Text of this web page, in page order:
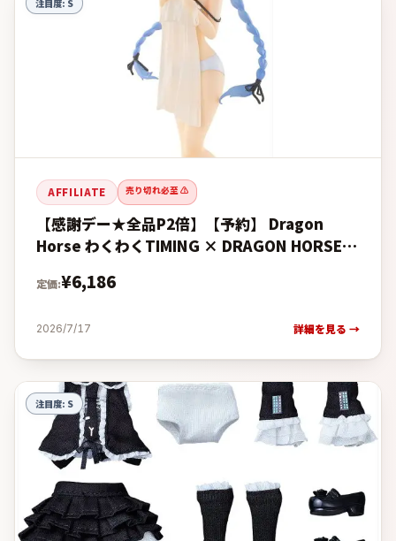
注目度: S
AFFILIATE 売り切れ必至 ⚠️
【感謝デー★全品P2倍】【予約】 Dragon
Horse わくわくTIMING × DRAGON HORSE
定価:¥6,186
2026/7/17 詳細を見る →
注目度: S